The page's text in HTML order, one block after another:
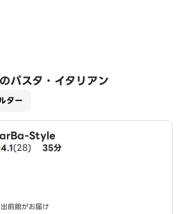
パスタ・イタリアン
ター
Style
4.1(28) 35分
出前館がお届け